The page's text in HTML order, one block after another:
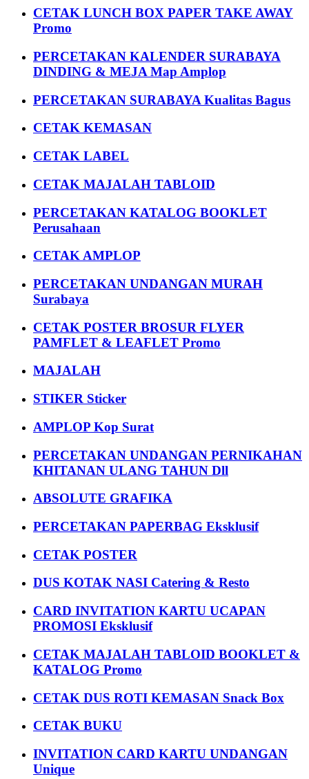
CETAK LUNCH BOX PAPER TAKE AWAY
Promo
PERCETAKAN KALENDER SURABAYA
DINDING & MEJA Map Amplop
PERCETAKAN SURABAYA Kualitas Bagus
CETAK KEMASAN
CETAK LABEL
CETAK MAJALAH TABLOID
PERCETAKAN KATALOG BOOKLET
Perusahaan
CETAK AMPLOP
PERCETAKAN UNDANGAN MURAH
Surabaya
CETAK POSTER BROSUR FLYER
PAMFLET & LEAFLET Promo
MAJALAH
STIKER Sticker
AMPLOP Kop Surat
PERCETAKAN UNDANGAN PERNIKAHAN
KHITANAN ULANG TAHUN Dll
ABSOLUTE GRAFIKA
PERCETAKAN PAPERBAG Eksklusif
CETAK POSTER
DUS KOTAK NASI Catering & Resto
CARD INVITATION KARTU UCAPAN
PROMOSI Eksklusif
CETAK MAJALAH TABLOID BOOKLET &
KATALOG Promo
CETAK DUS ROTI KEMASAN Snack Box
CETAK BUKU
INVITATION CARD KARTU UNDANGAN
Unique